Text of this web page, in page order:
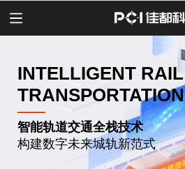
INTELLIGENT RAIL
TRANSPORTATION
智能轨道交通全栈技术
构建数字未来城轨新范式